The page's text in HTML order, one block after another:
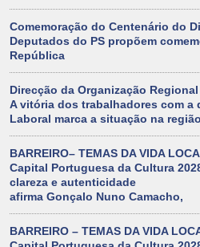
Comemoração do Centenário do
Deputados do PS propõem
República
Direcção da Organização
A vitória dos trabalhadores com a
Laboral marca a situação na
BARREIRO– TEMAS DA VIDA
Capital Portuguesa da Cultura
clareza e autenticidade
afirma Gonçalo Nuno Camacho,
BARREIRO – TEMAS DA VIDA